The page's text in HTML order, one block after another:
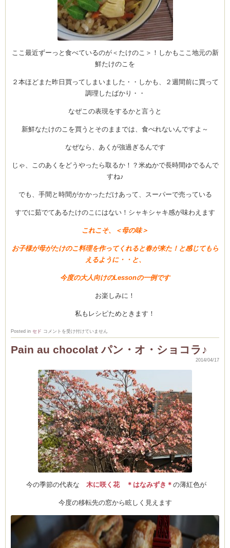
室・テイクアウト
Clémentine
ここ最近ずーっと食べているのが＜たけのこ＞！しかもここ地元の新
鮮たけのこを
２本ほどまた昨日買ってしまいました・・しかも、２週間前に買って
調理したばかり・・
なぜこの表現をするかと言うと
新鮮なたけのこを買うとそのままでは、食べれないんですよ～
なぜなら、あくが強過ぎるんです
じゃ、このあくをどうやったら取るか！？米ぬかで長時間ゆでるんで
すね♪
でも、手間と時間がかかっただけあって、スーパーで売っている
すでに茹でてあるたけのこにはない！シャキシャキ感が味わえます
これこそ、＜母の味＞
お子様が母がたけのこ料理を作ってくれると春が来た！と感じてもら
えるように・・と、
今度の大人向けのLessonの一例です
お楽しみに！
私もレシピためときます！
Posted in セド 新
し
Ｌ
Ｏ
Ｎ
で
は、
大
人
向
け
の
講
座
も
ス
タ
ー
ト！
は
コメントを受け付けていません
Pain au chocolat パン・オ・ショコラ♪
2014/04/17
今の季節の代表な 木に咲く花 ＊はなみずき＊ の薄紅色が
今度の移転先の窓から眩しく見えます